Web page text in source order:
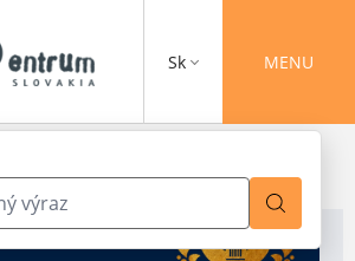
Sk MENU